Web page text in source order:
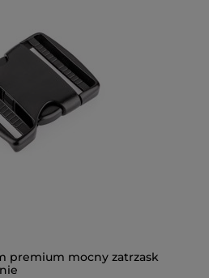
premium mocny zatrzask